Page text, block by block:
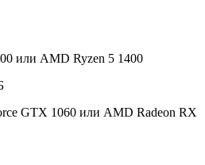
или AMD Ryzen 5 1400
GTX 1060 или AMD Radeon RX